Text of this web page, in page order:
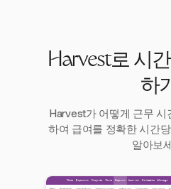
Harvest로 시
하기
Harvest가 어떻게 근무 시
하여 급여를 정확한 시간
알아보